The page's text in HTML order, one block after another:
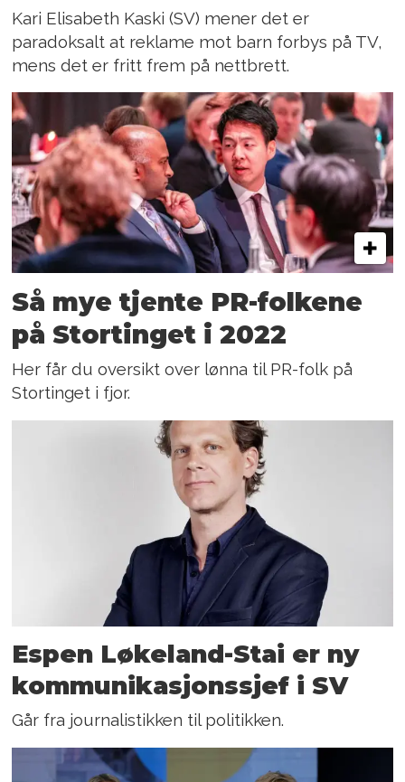
Kari Elisabeth Kaski (SV) mener det er
paradoksalt at reklame mot barn forbys på TV,
mens det er fritt frem på nettbrett.
Så mye tjente PR-folkene
på Stortinget i 2022
Her får du oversikt over lønna til PR-folk på
Stortinget i fjor.
Espen Løkeland-Stai er ny
kommunikasjonssjef i SV
Går fra journalistikken til politikken.